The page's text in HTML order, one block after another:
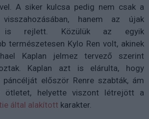
A siker kulcsa pedig nem csak a
hanem az újak
is rejlett. Közülük az egyik
természetesen Kylo Ren volt, akinek
Kaplan jelmez tervező szerint
Kaplan azt is elárulta, hogy
páncélját először Renre szabták, ám
ötletet, helyette viszont létrejött a
által alakított karakter.